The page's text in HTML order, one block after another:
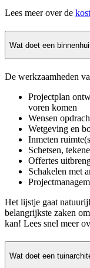
Lees meer over de
Wat doet een
De werkzaamheden
Projectplan
voren komen
Wensen
Wetgeving en
Inmeten
Schetsen,
Offertes
Schakelen met
Het lijstje gaat
belangrijkste zaken
kan! Lees snel meer
Wat doet een